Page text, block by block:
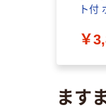
ト付
￥
ます